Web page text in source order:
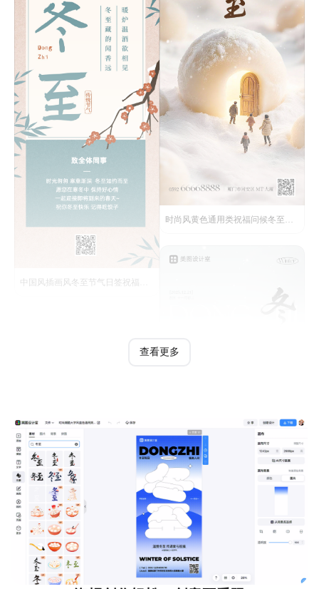
时尚风黄色通用类祝福问候冬至祝福手机全屏海报
查看更多